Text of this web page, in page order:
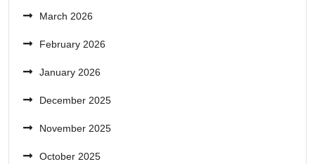
March 2026
February 2026
January 2026
December 2025
November 2025
October 2025